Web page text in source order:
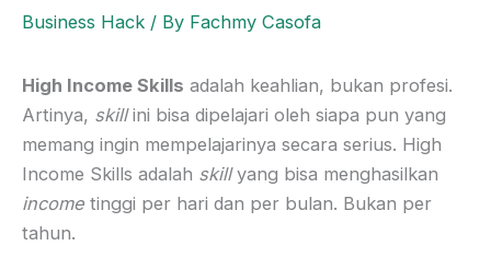
Business Hack / By Fachmy Casofa
High Income Skills adalah keahlian, bukan profesi.
Artinya, skillini bisa dipelajari oleh siapa pun yang
memang ingin mempelajarinya secara serius. High
Income Skills adalah skillyang bisa menghasilkan
income tinggi per hari dan per bulan. Bukan per
tahun.